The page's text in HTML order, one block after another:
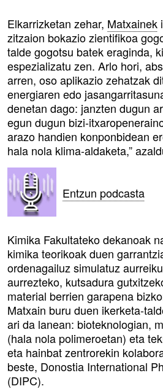
Elkarrizketan zehar, Matxainek
zitzaion bokazio zientifikoa
talde gogotsu batek eraginda,
espezializatu zen. Arlo hori,
arren, oso aplikazio zehatzak
energiaren edo
denetan dago: janzten dugun
egun dugun bizi-
arazo handien konponbidean
hala nola klima-aldaketa,”
Entzun podcasta
Kimika Fakultateko dekanoak
kimika teorikoak duen
ordenagailuz simulatuz
aurrezteko, kutsadura
material berrien garapena
Matxain buru duen ikerketa-
ari da lanean: bioteknologian,
(hala nola polimeroetan) eta
eta hainbat zentrorekin
beste, Donostia International
(DIPC).